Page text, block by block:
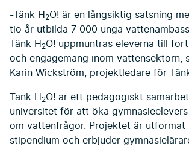
-Tänk H 2O! är en långsiktig satsning
tio år utbilda 7 000 unga
Tänk H 2O! uppmuntras eleverna till
och engagemang inom vattensektorn,
Karin Wickström, projektledare för
Tänk H 2O! är ett pedagogiskt
universitet för att öka
om vattenfrågor. Projektet är utformat
stipendium och erbjuder